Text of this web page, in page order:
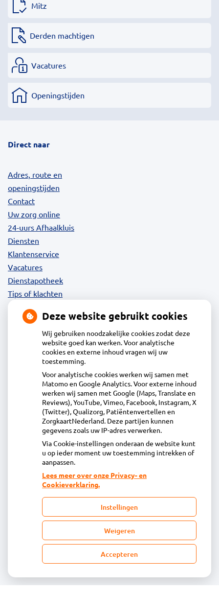
Mitz
Derden machtigen
Vacatures
Openingstijden
Direct naar
Adres, route en
openingstijden
Contact
Uw zorg online
24-uurs Afhaalkluis
Diensten
Klantenservice
Vacatures
Dienstapotheek
Tips of klachten
Apotheek Wormer
Zandweg 4, 1531 AN Wormer
075 - 642 17 00
vragen@apotheekwormer.nl
Inschrijven
Centrale administratie
Heeft u vragen of opmerkingen over uw
toegestuurde rekening van de apotheek?
declaratie@acdaphagroep.nl
onze
facebook
Deze website gebruikt cookies
Wij gebruiken noodzakelijke cookies zodat deze
website goed kan werken. Voor analytische
cookies en externe inhoud vragen wij uw
toestemming.
Voor analytische cookies werken wij samen met
Matomo en Google Analytics. Voor externe inhoud
werken wij samen met Google (Maps, Translate en
Reviews), YouTube, Vimeo, Facebook, Instagram, X
(Twitter), Qualizorg, Patiëntenvertellen en
ZorgkaartNederland. Deze partijen kunnen
gegevens zoals uw IP-adres verwerken.
Via Cookie-instellingen onderaan de website kunt
u op ieder moment uw toestemming intrekken of
aanpassen.
Lees meer over onze Privacy- en
Cookieverklaring.
Instellingen
Weigeren
Accepteren